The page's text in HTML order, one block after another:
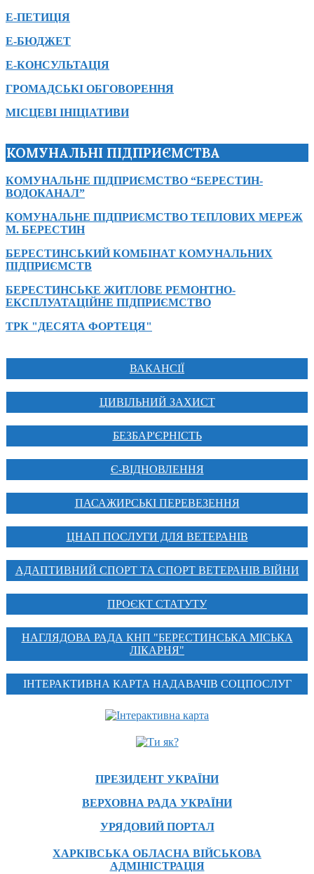
Е-ПЕТИЦІЯ
Е-БЮДЖЕТ
Е-КОНСУЛЬТАЦІЯ
ГРОМАДСЬКІ ОБГОВОРЕННЯ
МІСЦЕВІ ІНІЦІАТИВИ
КОМУНАЛЬНІ ПІДПРИЄМСТВА
КОМУНАЛЬНЕ ПІДПРИЄМСТВО “БЕРЕСТИН-
ВОДОКАНАЛ”
КОМУНАЛЬНЕ ПІДПРИЄМСТВО ТЕПЛОВИХ МЕРЕЖ
М. БЕРЕСТИН
БЕРЕСТИНСЬКИЙ КОМБІНАТ КОМУНАЛЬНИХ
ПІДПРИЄМСТВ
БЕРЕСТИНСЬКЕ ЖИТЛОВЕ РЕМОНТНО-
ЕКСПЛУАТАЦІЙНЕ ПІДПРИЄМСТВО
ТРК "ДЕСЯТА ФОРТЕЦЯ"
ВАКАНСІЇ
ЦИВІЛЬНИЙ ЗАХИСТ
БЕЗБАР'ЄРНІСТЬ
Є-ВІДНОВЛЕННЯ
ПАСАЖИРСЬКІ ПЕРЕВЕЗЕННЯ
ЦНАП ПОСЛУГИ ДЛЯ ВЕТЕРАНІВ
АДАПТИВНИЙ СПОРТ ТА СПОРТ ВЕТЕРАНІВ ВІЙНИ
ПРОЄКТ СТАТУТУ
НАГЛЯДОВА РАДА КНП "БЕРЕСТИНСЬКА МІСЬКА
ЛІКАРНЯ"
ІНТЕРАКТИВНА КАРТА НАДАВАЧІВ СОЦПОСЛУГ
ПРЕЗИДЕНТ УКРАЇНИ
ВЕРХОВНА РАДА УКРАЇНИ
УРЯДОВИЙ ПОРТАЛ
ХАРКІВСЬКА ОБЛАСНА ВІЙСЬКОВА
АДМІНІСТРАЦІЯ